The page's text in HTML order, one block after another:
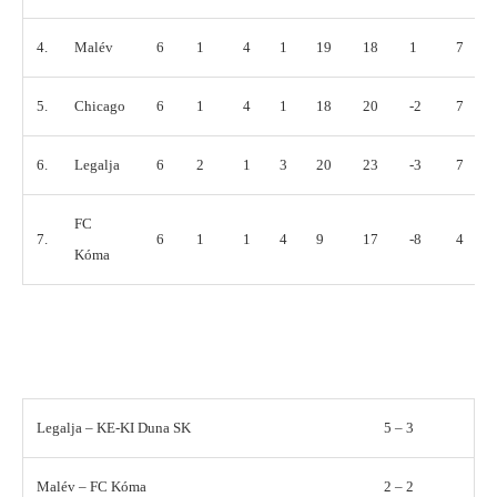
4. Malév 6 1 4 1 19 18 1 7
5. Chicago 6 1 4 1 18 20 -2 7
6. Legalja 6 2 1 3 20 23 -3 7
7.
FC
Kóma
6 1 1 4 9 17 -8 4
Legalja – KE-KI Duna SK 5 – 3
Malév – FC Kóma 2 – 2